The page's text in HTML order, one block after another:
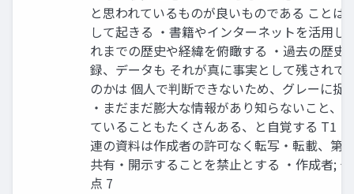
と思われているものが良いものである ことは
して起きる ・書籍やインターネットを活用し
れまでの歴史や経緯を俯瞰する ・過去の歴史
録、データも それが真に事実として残されて
のかは 個人で判断できないため、グレーに捉
・まだまだ膨大な情報があり知らないこと、
ていることもたくさんある、と自覚する T1
連の資料は作成者の許可なく転写・転載、第
共有・開示することを禁止とする ・作成者;
点 7